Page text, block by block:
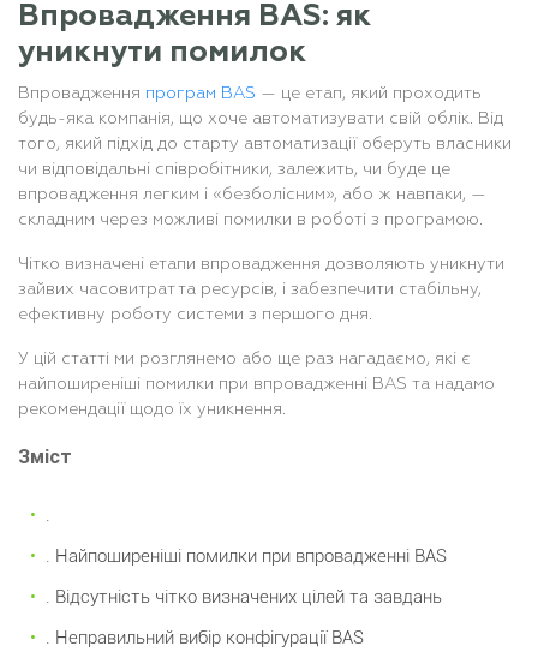
Впровадження BAS: як
уникнути помилок
Впровадження програм BAS — це етап, який проходить
будь-яка компанія, що хоче автоматизувати свій облік. Від
того, який підхід до старту автоматизації оберуть власники
чи відповідальні співробітники, залежить, чи буде це
впровадження легким і «безболісним», або ж навпаки, —
складним через можливі помилки в роботі з програмою.
Чітко визначені етапи впровадження дозволяють уникнути
зайвих часовитрат та ресурсів, і забезпечити стабільну,
ефективну роботу системи з першого дня.
У цій статті ми розглянемо або ще раз нагадаємо, які є
найпоширеніші помилки при впровадженні BAS та надамо
рекомендації щодо їх уникнення.
Зміст
.
. Найпоширеніші помилки при впровадженні BAS
. Відсутність чітко визначених цілей та завдань
. Неправильний вибір конфігурації BAS